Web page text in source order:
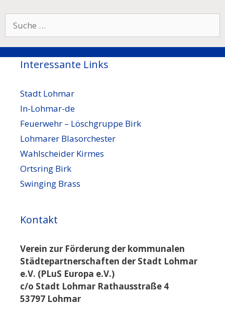
nach:
Interessante Links
Stadt Lohmar
In-Lohmar-de
Feuerwehr – Löschgruppe Birk
Lohmarer Blasorchester
Wahlscheider Kirmes
Ortsring Birk
Swinging Brass
Kontakt
Verein zur Förderung der kommunalen
Städtepartnerschaften der Stadt Lohmar
e.V. (PLuS Europa e.V.)
c/o Stadt Lohmar Rathausstraße 4
53797 Lohmar